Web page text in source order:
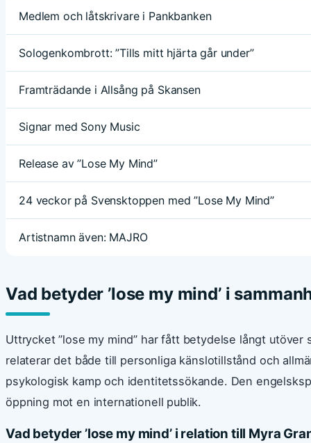
Medlem och låtskrivare i Pankbanken
Sologenkombrott: ”Tills mitt hjärta går under”
Framträdande i Allsång på Skansen
Signar med Sony Music
Release av ”Lose My Mind”
24 veckor på Svensktoppen med ”Lose My Mind”
Artistnamn även: MAJRO
Vad betyder ’lose my mind’ i
Uttrycket ”lose my mind” har fått betydelse långt
relaterar det både till personliga känslotillstånd och
psykologisk kamp och identitetssökande. Den
öppning mot en internationell publik.
Vad betyder ’lose my mind’ i relation till Myra